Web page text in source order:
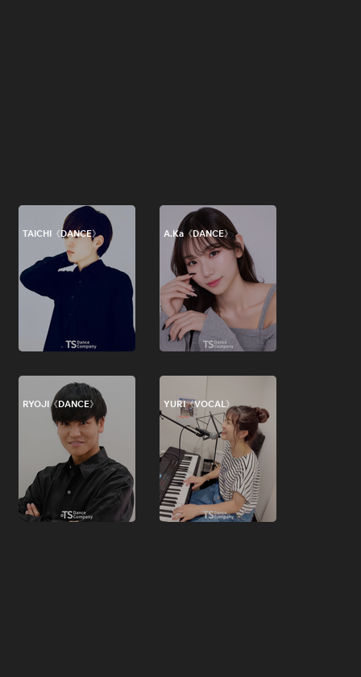
TAICHI《DANCE》 A.Ka《DANCE》
RYOJI《DANCE》 YURI《VOCAL》